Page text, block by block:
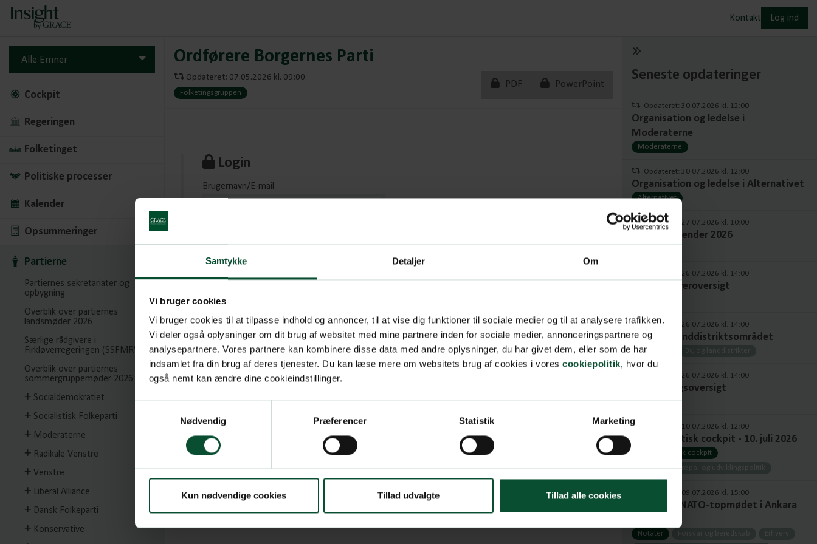
Samtykke Detaljer Om
Vi bruger cookies
Vi bruger cookies til at tilpasse indhold og annoncer, til at vise dig funktioner til sociale medier og til at analysere trafikken.
Vi deler også oplysninger om dit brug af websitet med mine partnere inden for sociale medier, annonceringspartnere og
analysepartnere. Vores partnere kan kombinere disse data med andre oplysninger, du har givet dem, eller som de har
indsamlet fra din brug af deres tjenester. Du kan læse mere om websitets brug af cookies i vores cookiepolitik, hvor du
også nemt kan ændre dine cookieindstillinger.
Nødvendig
Præferencer Statistik Marketing
Kun nødvendige cookies Tillad udvalgte Tillad alle cookies
Kontakt Log ind
Alle Emner
Cockpit
Regeringen
Folketinget
Politiske processer
Kalender
Opsummeringer
Partierne
Partiernes sekretariater og
opbygning
Overblik over partiernes
landsmøder 2026
Særlige rådgivere i
Firkløverregeringen (SSFMRV)
Overblik over partiernes
sommergruppemøder 2026
Socialdemokratiet
Socialistisk Folkeparti
Moderaterne
Radikale Venstre
Venstre
Liberal Alliance
Dansk Folkeparti
Konservative
Ordførere Borgernes Parti
Opdateret: 07.05.2026 kl. 09:00
Folketingsgruppen
PDF PowerPoint
Login
Brugernavn/E-mail
Log ind
Har du glemt din adgangskode?
Seneste opdateringer
Opdateret: 30.07.2026 kl. 12:00
Organisation og ledelse i
Moderaterne
Moderaterne
Opdateret: 30.07.2026 kl. 12:00
Organisation og ledelse i Alternativet
Alternativet
Opdateret: 27.07.2026 kl. 10:00
Politisk kalender 2026
Opdateret: 26.07.2026 kl. 14:00
Fuld ordføreroversigt
Opdateret: 26.07.2026 kl. 14:00
Byer- og Landdistriktsområdet
Ordførere By, og landdistrikter
Opdateret: 26.07.2026 kl. 14:00
Fuld udvalgsoversigt
Udvalg
Opdateret: 10.07.2026 kl. 12:00
Europapolitisk cockpit - 10. juli 2026
Europapolitisk cockpit
Udenrigs-, europa- og udviklingspolitik
Opdateret: 09.07.2026 kl. 15:00
Notat om NATO-topmødet i Ankara
Notater Forsvar og beredskab Erhverv